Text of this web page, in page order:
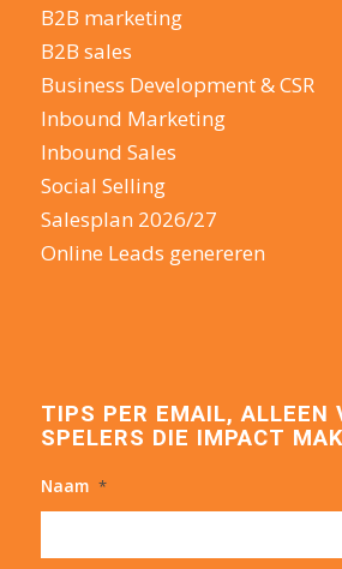
B2B marketing
B2B sales
Business Development & CSR
Inbound Marketing
Inbound Sales
Social Selling
Salesplan 2026/27
Online Leads genereren
TIPS PER EMAIL, ALLEEN
SPELERS DIE IMPACT
Naam *